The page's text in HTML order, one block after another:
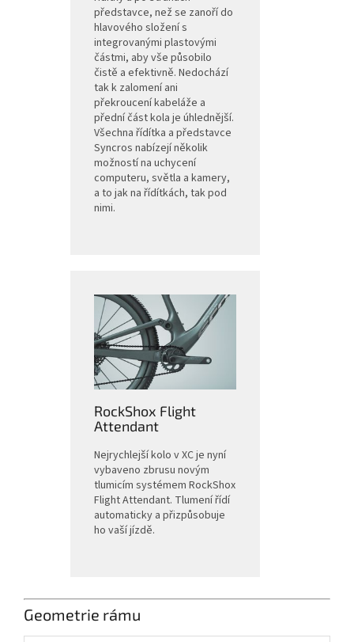
představce, než se zanoří do
hlavového složení s
integrovanými plastovými
částmi, aby vše působilo
čistě a efektivně. Nedochází
tak k zalomení ani
překroucení kabeláže a
přední část kola je úhlednější.
Všechna řídítka a představce
Syncros nabízejí několik
možností na uchycení
computeru, světla a kamery,
a to jak na řídítkách, tak pod
nimi.
RockShox Flight
Attendant
Nejrychlejší kolo v XC je nyní
vybaveno zbrusu novým
tlumicím systémem RockShox
Flight Attendant. Tlumení řídí
automaticky a přizpůsobuje
ho vaší jízdě.
Geometrie rámu